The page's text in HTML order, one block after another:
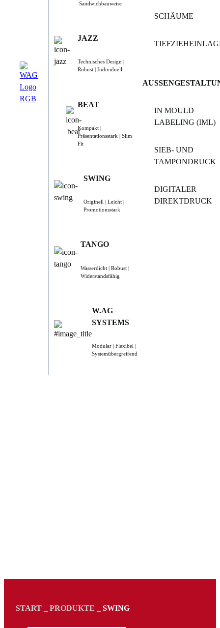
Sandwichbauweise
JAZZ
Technisches Design |
Robust | Individuell
BEAT
Kompakt |
Präsentationsstark | Slim
Fit
SWING
Originell | Leicht |
Promotionsstark
TANGO
Wasserdicht | Robust |
Widerstandsfähig
W.AG
SYSTEMS
Modular | Flexibel |
Systemübergreifend
SCHÄUME
IN MOULD
LABELING (IML)
SIEB- UND
TAMPONDRUCK
DIGITALER
DIREKTDRUCK
START PRODUKTE SWING